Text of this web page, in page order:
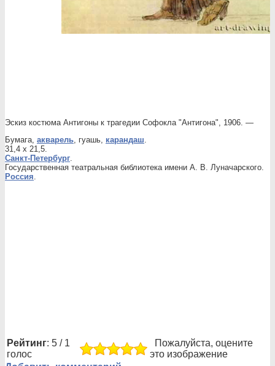
Эскиз костюма Антигоны к трагедии Софокла "Антигона", 1906. —
Бумага, акварель, гуашь, карандаш.
31,4 x 21,5.
Санкт-Петербург.
Государственная театральная библиотека имени А. В. Луначарского.
Россия.
Рейтинг: 5 / 1
голос
Пожалуйста, оцените
это изображение